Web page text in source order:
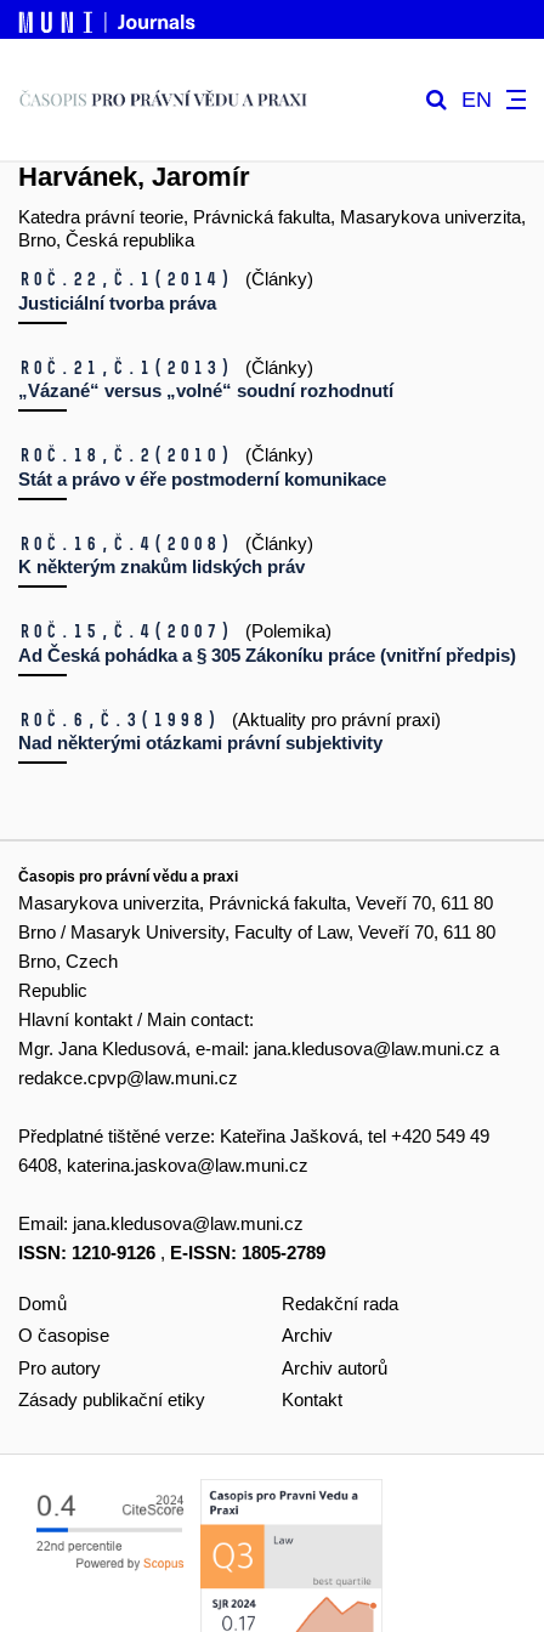
EN
Harvánek, Jaromír
Katedra právní teorie, Právnická fakulta, Masarykova univerzita,
Brno, Česká republika
Roč.22, č.1 (2014)
(Články)
Justiciální tvorba práva
Roč.21, č.1 (2013)
(Články)
„Vázané“ versus „volné“ soudní rozhodnutí
Roč.18, č.2 (2010)
(Články)
Stát a právo v éře postmoderní komunikace
Roč.16, č.4 (2008)
(Články)
K některým znakům lidských práv
Roč.15, č.4 (2007)
(Polemika)
Ad Česká pohádka a § 305 Zákoníku práce (vnitřní předpis)
Roč.6, č.3 (1998)
(Aktuality pro právní praxi)
Nad některými otázkami právní subjektivity
Časopis pro právní vědu a praxi
Masarykova univerzita, Právnická fakulta, Veveří 70, 611 80
Brno / Masaryk University, Faculty of Law, Veveří 70, 611 80
Brno, Czech
Republic
Hlavní kontakt / Main contact:
Mgr. Jana Kledusová, e-mail: jana.kledusova@law.muni.cz a
redakce.cpvp@law.muni.cz
Předplatné tištěné verze: Kateřina Jašková, tel +420 549 49
6408, katerina.jaskova@law.muni.cz
Email: jana.kledusova@law.muni.cz
ISSN: 1210-9126 , E-ISSN: 1805-2789
Domů
O časopise
Pro autory
Zásady publikační etiky
Redakční rada
Archiv
Archiv autorů
Kontakt